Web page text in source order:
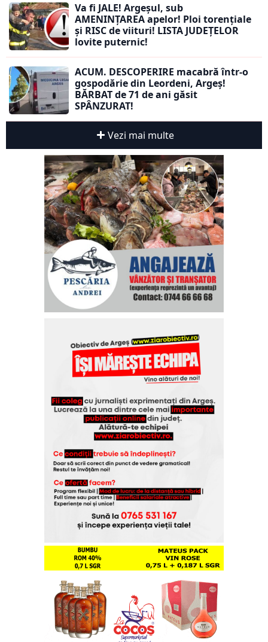
Va fi JALE! Argeșul, sub
AMENINȚAREA apelor! Ploi torențiale
și RISC de viituri! LISTA JUDEȚELOR
lovite puternic!
ACUM. DESCOPERIRE macabră într-o
gospodărie din Leordeni, Argeș!
BĂRBAT de 71 de ani găsit
SPÂNZURAT!
Vezi mai multe